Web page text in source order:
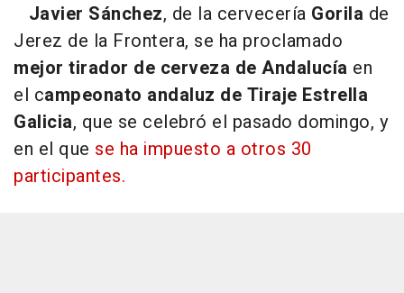
Javier Sánchez, de la cervecería Gorila de
Jerez de la Frontera, se ha proclamado
mejor tirador de cerveza de Andalucía en
el campeonato andaluz de Tiraje Estrella
Galicia, que se celebró el pasado domingo, y
en el que se ha impuesto a otros 30
participantes.